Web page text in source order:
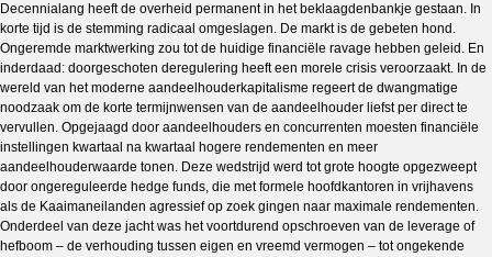
Decennialang heeft de overheid permanent in het beklaagdenbankje gestaan. In
korte tijd is de stemming radicaal omgeslagen. De markt is de gebeten hond.
Ongeremde marktwerking zou tot de huidige financiële ravage hebben geleid. En
inderdaad: doorgeschoten deregulering heeft een morele crisis veroorzaakt. In de
wereld van het moderne aandeelhouderkapitalisme regeert de dwangmatige
noodzaak om de korte termijnwensen van de aandeelhouder liefst per direct te
vervullen. Opgejaagd door aandeelhouders en concurrenten moesten financiële
instellingen kwartaal na kwartaal hogere rendementen en meer
aandeelhouderwaarde tonen. Deze wedstrijd werd tot grote hoogte opgezweept
door ongereguleerde hedge funds, die met formele hoofdkantoren in vrijhavens
als de Kaaimaneilanden agressief op zoek gingen naar maximale rendementen.
Onderdeel van deze jacht was het voortdurend opschroeven van de leverage of
hefboom – de verhouding tussen eigen en vreemd vermogen – tot ongekende